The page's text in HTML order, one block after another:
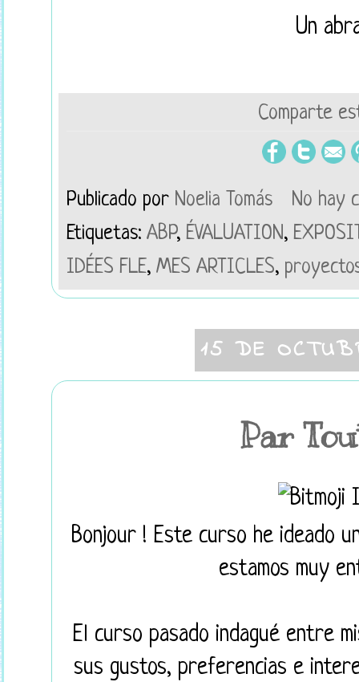
Un
Comparte
Publicado por Noelia Tomás
No hay
Etiquetas: ABP, ÉVALUATION,
IDÉES FLE, MES ARTICLES,
15 DE
Par
Bonjour ! Este curso he ideado
estamos muy
El curso pasado indagué entre
sus gustos, preferencias e